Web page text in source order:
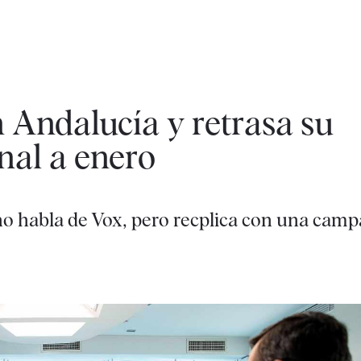
Andalucía y retrasa su
a enero
habla de Vox, pero recplica con una